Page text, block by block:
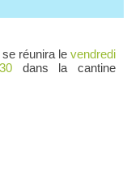
réunira le vendredi
dans la cantine